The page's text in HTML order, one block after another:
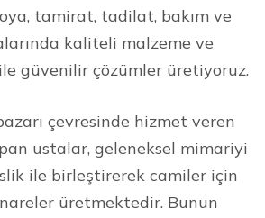
tamirat, tadilat, bakım ve
kaliteli malzeme ve
güvenilir çözümler üretiyoruz.
çevresinde hizmet veren
ustalar, geleneksel mimariyi
ile birleştirerek camiler için
üretmektedir. Bunun